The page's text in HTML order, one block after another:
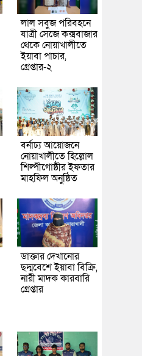
লাল সবুজ পরিবহনে
যাত্রী সেজে কক্সবাজার
থেকে নোয়াখালীতে
ইয়াবা পাচার,
গ্রেপ্তার-২
বর্নাঢ্য আয়োজনে
নোয়াখালীতে হিল্লোল
শিল্পীগোষ্ঠীর ইফতার
মাহফিল অনুষ্ঠিত
ডাক্তার দেখানোর
ছদ্মবেশে ইয়াবা বিক্রি,
নারী মাদক কারবারি
গ্রেপ্তার